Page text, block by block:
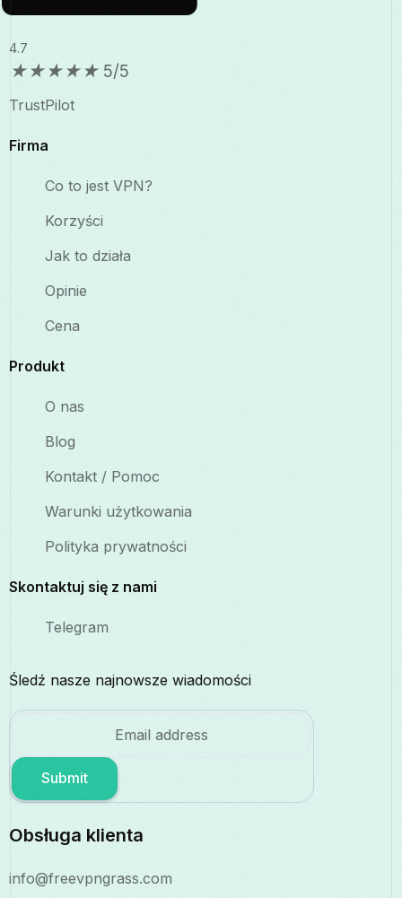
4.7
★★★★★ 5/5
TrustPilot
Firma
Co to jest VPN?
Korzyści
Jak to działa
Opinie
Cena
Produkt
O nas
Blog
Kontakt / Pomoc
Warunki użytkowania
Polityka prywatności
Skontaktuj się z nami
Telegram
Śledź nasze najnowsze wiadomości
Submit
Obsługa klienta
info@freevpngrass.com